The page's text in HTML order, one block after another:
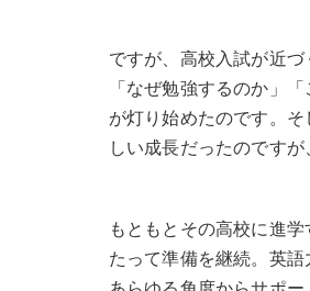
ですが、高校入試が近
「なぜ勉強するのか」
が灯り始めたのです。
しい成長だったのです
もともとその高校に進
たって準備を継続。英